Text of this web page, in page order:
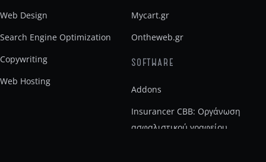
Web Design
Search Engine Optimization
Copywriting
Web Hosting
Mycart.gr
Ontheweb.gr
SOFTWARE
Addons
Insurancer CBB: Οργάνωση
ασφαλιστικού γραφείου